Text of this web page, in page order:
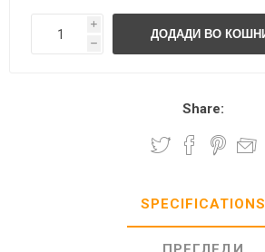
i
h
Share:
SPECIFICATIONS